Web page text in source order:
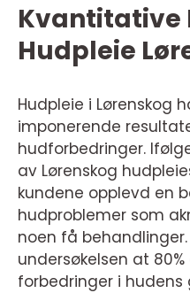
Kvantitative
Hudpleie
Hudpleie i Lørenskog
imponerende
hudforbedringer.
av Lørenskog
kundene opplevd en
hudproblemer som
noen få
undersøkelsen at
forbedringer i